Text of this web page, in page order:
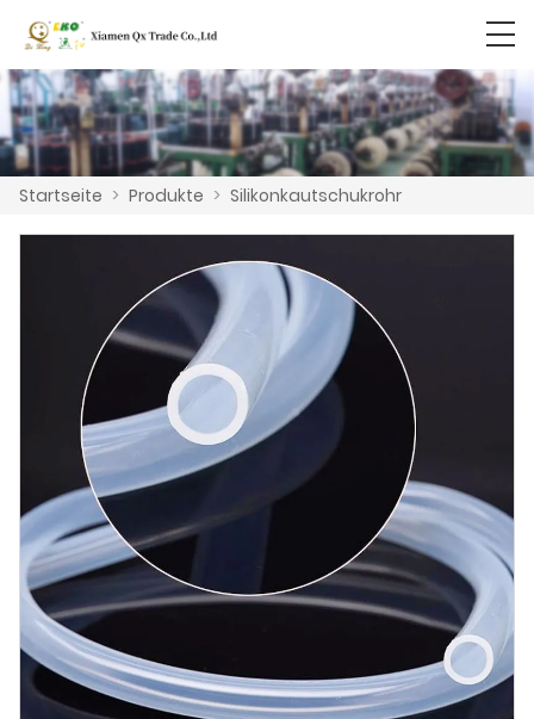
Startseite > Produkte > Silikonkautschukrohr